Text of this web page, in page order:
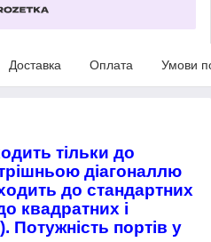
Доставка Оплата Умови
тільки до
діагоналлю
до стандартних
квадратних і
Потужність портів у